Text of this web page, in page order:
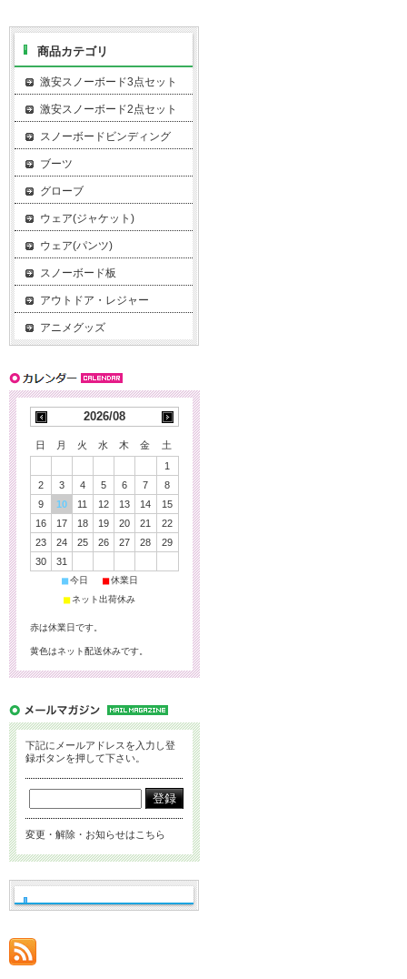
商品カテゴリ
激安スノーボード3点セット
激安スノーボード2点セット
スノーボードビンディング
ブーツ
グローブ
ウェア(ジャケット)
ウェア(パンツ)
スノーボード板
アウトドア・レジャー
アニメグッズ
2026/08
日 月 火 水 木 金
土
1
2
3 4 5 6 7
8
9
10 11 12 13 14
15
16
17 18 19 20 21
22
23
24 25 26 27 28
29
30
31
■今日 ■休業日
■ネット出荷休み
赤は休業日です。
黄色はネット配送休みです。
下記にメールアドレスを入力し登
録ボタンを押して下さい。
変更・解除・お知らせはこちら